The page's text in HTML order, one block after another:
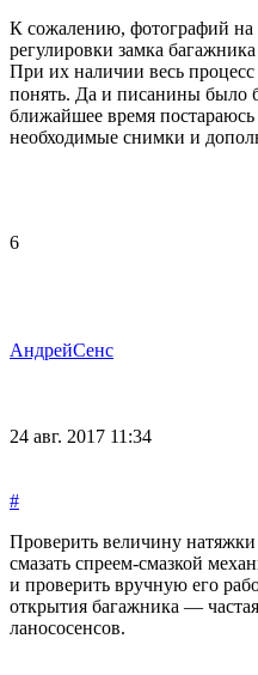
К сожалению, фотографий на
регулировки замка
При их наличии весь
понять. Да и писанины было
ближайшее время
необходимые снимки и
6
АндрейСенс
24 авг. 2017 11:34
#
Проверить величину
смазать спреем-смазкой
и проверить вручную его
открытия багажника —
ланососенсов.